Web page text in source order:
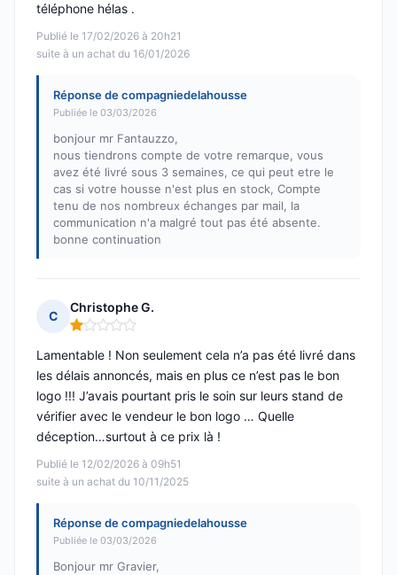
Publié le 17/02/2026 à 20h21
suite à un achat du 16/01/2026
téléphone hélas .
Réponse de compagniedelahousse
Publiée le 03/03/2026
bonjour mr Fantauzzo,
nous tiendrons compte de votre remarque, vous
avez été livré sous 3 semaines, ce qui peut etre le
cas si votre housse n'est plus en stock, Compte
tenu de nos nombreux échanges par mail, la
communication n'a malgré tout pas été absente.
bonne continuation
C
Christophe G.
Note : 1 sur 5
Publié le 12/02/2026 à 09h51
suite à un achat du 10/11/2025
Lamentable ! Non seulement cela n’a pas été livré dans
les délais annoncés, mais en plus ce n’est pas le bon
logo !!! J’avais pourtant pris le soin sur leurs stand de
vérifier avec le vendeur le bon logo … Quelle
déception…surtout à ce prix là !
Réponse de compagniedelahousse
Publiée le 03/03/2026
Bonjour mr Gravier,